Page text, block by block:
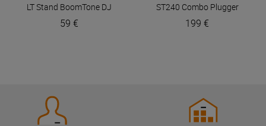
LT Stand BoomTone DJ
59 €
ST240 Combo Plugger
199 €